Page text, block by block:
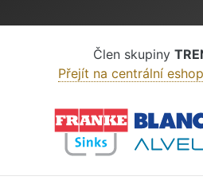
Člen skupiny
Přejít na centrální